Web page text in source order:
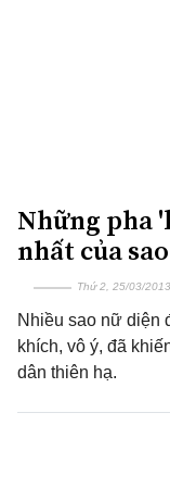
Những pha
nhất của
Thứ 2, 25/03/
Nhiều sao nữ diện
khích, vô ý, đã
dân thiên hạ.